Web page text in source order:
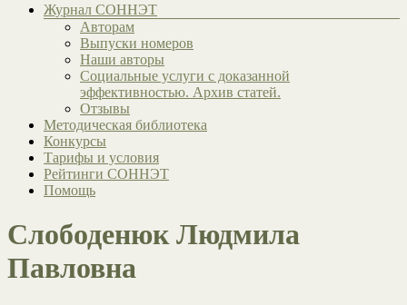
Журнал СОННЭТ
Авторам
Выпуски номеров
Наши авторы
Социальные услуги с доказанной
эффективностью. Архив статей.
Отзывы
Методическая библиотека
Конкурсы
Тарифы и условия
Рейтинги СОННЭТ
Помощь
Слободенюк Людмила
Павловна